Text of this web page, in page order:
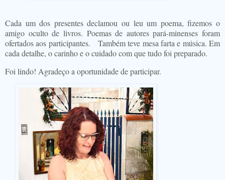
Cada um dos presentes declamou ou leu um poema, fizemos o
amigo oculto de livros. Poemas de autores pará-minenses foram
ofertados aos participantes.
Também teve mesa farta e música. Em
cada detalhe, o carinho e o cuidado com que tudo foi preparado.
Foi lindo! Agradeço a oportunidade de participar.